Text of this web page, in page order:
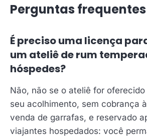
Perguntas frequentes
É preciso uma licença
um ateliê de rum
hóspedes?
Não, não se o ateliê for
seu acolhimento, sem cobrança
venda de garrafas, e reservado
viajantes hospedados: você